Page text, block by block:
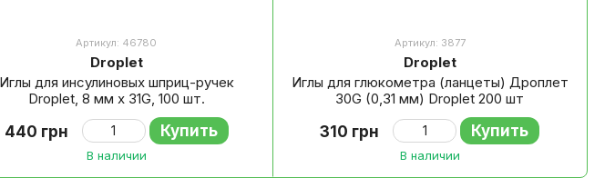
Артикул: 46780
Droplet
Иглы для инсулиновых шприц-ручек
Droplet, 8 мм х 31G, 100 шт.
440 грн Купить
В наличии
Артикул: 3877
Droplet
Иглы для глюкометра (ланцеты) Дроплет
30G (0,31 мм) Droplet 200 шт
310 грн Купить
В наличии